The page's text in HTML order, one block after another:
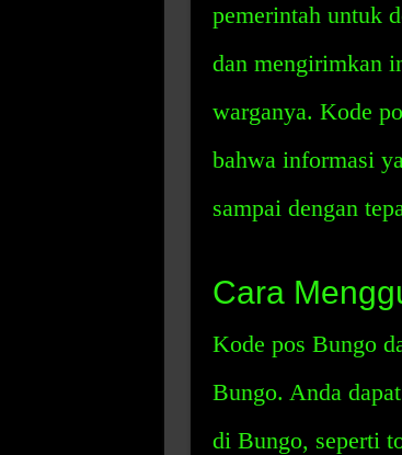
pemerintah untuk
dan mengirimkan
warganya. Kode
bahwa informasi
sampai dengan
Cara
Kode pos Bungo
Bungo. Anda
di Bungo, seperti